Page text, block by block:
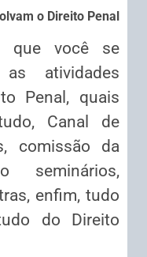
o Direito Penal
que você se
atividades
Penal, quais
Canal de
comissão da
seminários,
enfim, tudo
do Direito